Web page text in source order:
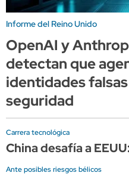
Informe del Reino Unido
OpenAI y
detectan que
identidades
seguridad
Carrera tecnológica
China desafía a
Ante posibles riesgos bélicos